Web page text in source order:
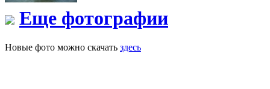
Еще фотографии
Новые фото можно скачать здесь